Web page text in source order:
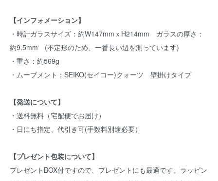
【インフォメーション】
・時計ガラスサイズ：約W147mmｘH214mm ガラスの厚さ：
約9.5mm (不定形のため、一番長い辺を測っています)
・重さ：約569g
・ムーブメント：SEIKO(セイコー)クォーツ 壁掛けタイプ
【発送について】
・送料無料（宅配便でお届け）
・日にち指定、代引き可(手数料別途必要）
【プレゼント包装について】
プレゼントBOX付ですので、プレゼントにも最適です。ラッピン